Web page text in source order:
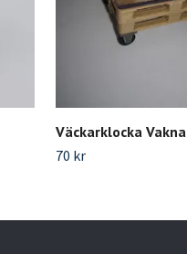
Väckarklocka Vakna
70 kr